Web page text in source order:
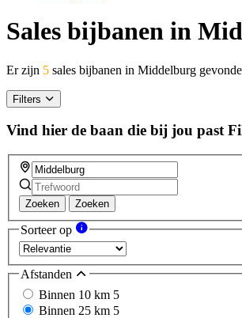
Sales bijbanen in
Er zijn 5 sales bijbanen in Middelburg
Filters
Vind hier de baan die bij jou past
Zoeken Zoeken
Sorteer op
Afstanden
Binnen 10 km 5
Binnen 25 km 5